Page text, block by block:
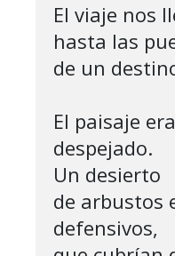
El viaje nos
hasta las
de un
El paisaje
despejado.
Un desierto
de arbustos
defensivos,